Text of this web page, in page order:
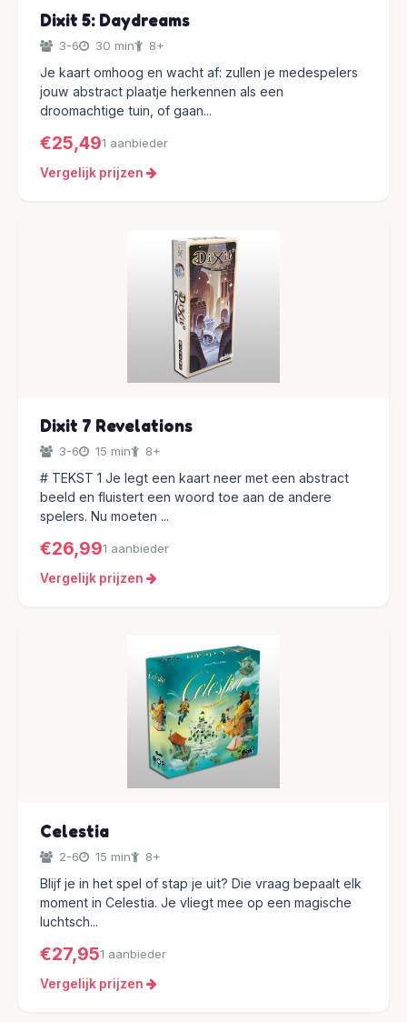
Dixit 5: Daydreams
3-6 30 min 8+
Je kaart omhoog en wacht af: zullen je medespelers
jouw abstract plaatje herkennen als een
droomachtige tuin, of gaan...
€25,491 aanbieder
Vergelijk prijzen
Dixit 7 Revelations
3-6 15 min 8+
# TEKST 1 Je legt een kaart neer met een abstract
beeld en fluistert een woord toe aan de andere
spelers. Nu moeten ...
€26,991 aanbieder
Vergelijk prijzen
Celestia
2-6 15 min 8+
Blijf je in het spel of stap je uit? Die vraag bepaalt elk
moment in Celestia. Je vliegt mee op een magische
luchtsch...
€27,951 aanbieder
Vergelijk prijzen